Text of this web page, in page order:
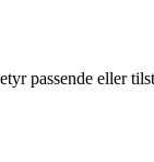
passende eller